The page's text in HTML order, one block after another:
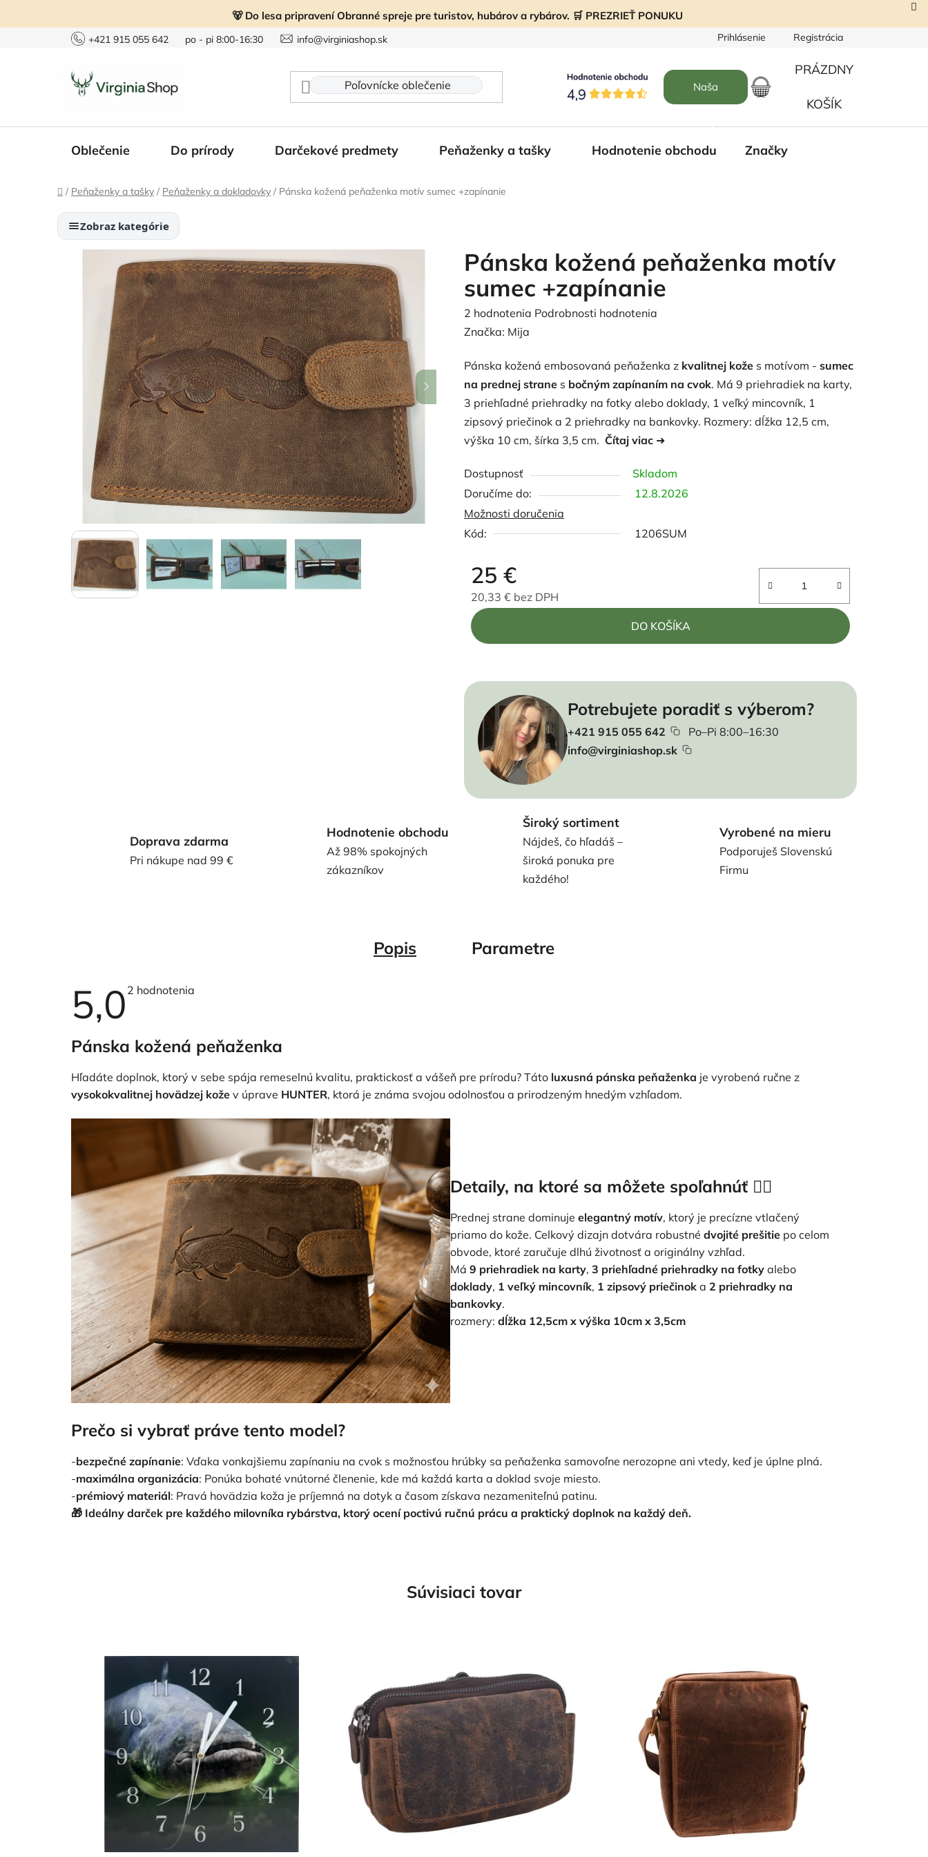
🐻 Do lesa pripravení Obranné spreje pre turistov, hubárov a rybárov. 🛒 PREZRIEŤ PONUKU
+421 915 055 642 po - pi 8:00-16:30 info@virginiashop.sk Prihlásenie Registrácia
Naša
NÁKUPNÝ
PRÁZDNY
KOŠÍK
Oblečenie Do prírody Darčekové predmety Peňaženky a tašky Hodnotenie obchodu Značky
Domov
/ Peňaženky a tašky / Peňaženky a dokladovky / Pánska kožená peňaženka motív sumec +zapínanie
Zobraz kategórie
Pánska kožená peňaženka motív
sumec +zapínanie
Priemerné
hodnotenie
je
5,0
z
5
hviezdičiek.
2 hodnotenia Podrobnosti hodnotenia
Značka: Mija
Pánska kožená embosovaná peňaženka z kvalitnej kože s motívom - sumec
na prednej strane s bočným zapínaním na cvok. Má 9 priehradiek na karty,
3 priehľadné priehradky na fotky alebo doklady, 1 veľký mincovník, 1
zipsový priečinok a 2 priehradky na bankovky. Rozmery: dĺžka 12,5 cm,
výška 10 cm, šírka 3,5 cm. Čítaj viac ➜
Dostupnosť
Skladom
12.8.2026
Možnosti doručenia
Kód:
1206SUM
25 €
20,33 € bez DPH
Jednotková cena:
DO KOŠÍKA
Potrebujete poradiť s výberom?
+421 915 055 642
Po–Pi 8:00–16:30
info@virginiashop.sk
Doprava zdarma
Pri nákupe nad 99 €
Hodnotenie obchodu
Až 98% spokojných
zákazníkov
Široký sortiment
Nájdeš, čo hľadáš –
široká ponuka pre
každého!
Vyrobené na mieru
Podporuješ Slovenskú
Firmu
Popis Parametre
5,0 Priemerné
z
5
2 hodnotenia
Pánska kožená peňaženka
Hľadáte doplnok, ktorý v sebe spája remeselnú kvalitu, praktickosť a vášeň pre prírodu? Táto luxusná pánska peňaženka je vyrobená ručne z
vysokokvalitnej hovädzej kože v úprave HUNTER, ktorá je známa svojou odolnosťou a prirodzeným hnedým vzhľadom.
Detaily, na ktoré sa môžete spoľahnúť 👍🏻
Prednej strane dominuje elegantný motív, ktorý je precízne vtlačený
priamo do kože. Celkový dizajn dotvára robustné dvojité prešitie po celom
obvode, ktoré zaručuje dlhú životnosť a originálny vzhľad.
Má 9 priehradiek na karty, 3 priehľadné priehradky na fotky alebo
doklady, 1 veľký mincovník, 1 zipsový priečinok a 2 priehradky na
bankovky.
rozmery: dĺžka 12,5cm x výška 10cm x 3,5cm
Prečo si vybrať práve tento model?
-bezpečné zapínanie: Vďaka vonkajšiemu zapínaniu na cvok s možnosťou hrúbky sa peňaženka samovoľne nerozopne ani vtedy, keď je úplne plná.
-maximálna organizácia: Ponúka bohaté vnútorné členenie, kde má každá karta a doklad svoje miesto.
-prémiový materiál: Pravá hovädzia koža je príjemná na dotyk a časom získava nezameniteľnú patinu.
🎁 Ideálny darček pre každého milovníka rybárstva, ktorý ocení poctivú ručnú prácu a praktický doplnok na každý deň.
Súvisiaci tovar